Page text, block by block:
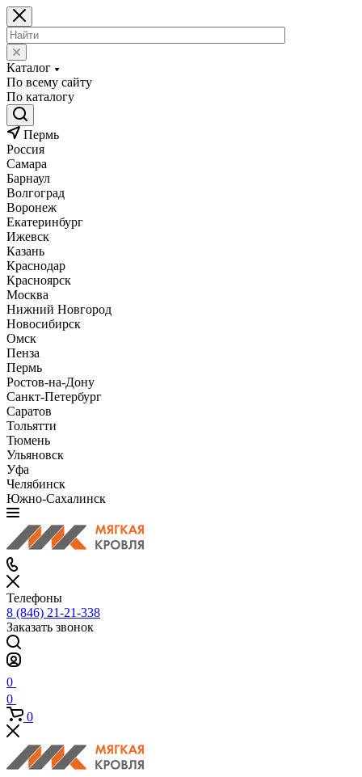
Каталог
По всему сайту
По каталогу
Пермь
Россия
Самара
Барнаул
Волгоград
Воронеж
Екатеринбург
Ижевск
Казань
Краснодар
Красноярск
Москва
Нижний Новгород
Новосибирск
Омск
Пенза
Пермь
Ростов-на-Дону
Санкт-Петербург
Саратов
Тольятти
Тюмень
Ульяновск
Уфа
Челябинск
Южно-Сахалинск
Телефоны
8 (846) 21-21-338
Заказать звонок
0
0
0